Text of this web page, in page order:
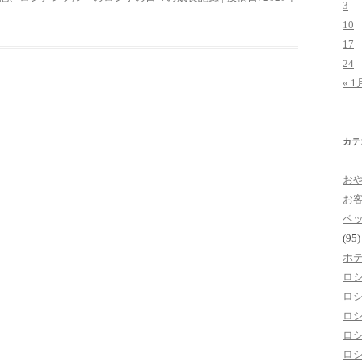
3
10
17
24
« 1
カ
お
お
ペ
(95)
ホ
ロ
ロ
ロ
ロ
ロ